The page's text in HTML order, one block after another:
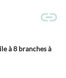
à 8 branches à